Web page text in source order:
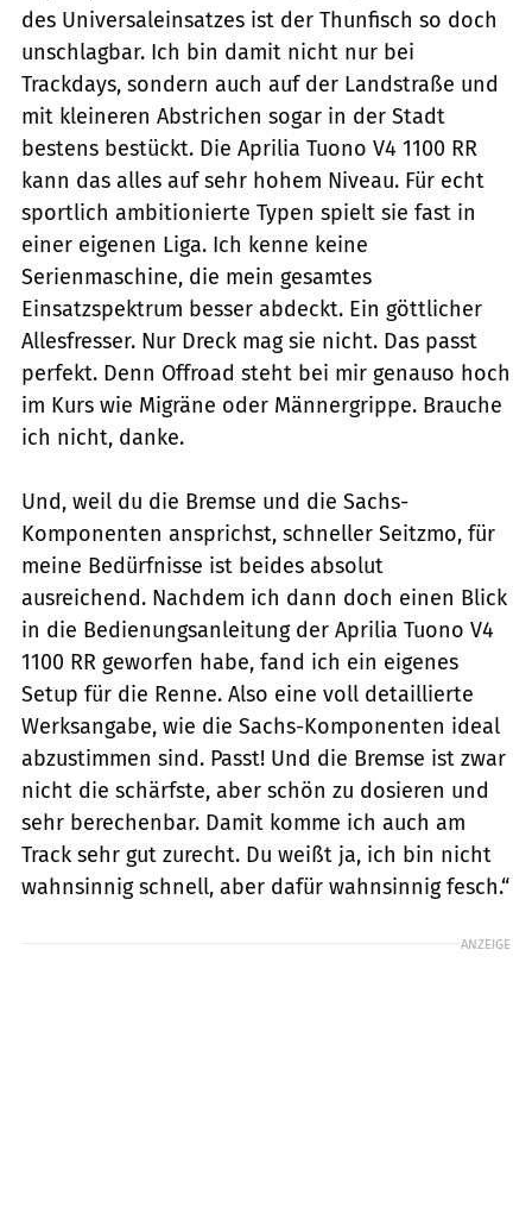
des Universaleinsatzes ist der Thunfisch so doch
unschlagbar. Ich bin damit nicht nur bei
Trackdays, sondern auch auf der Landstraße und
mit kleineren Abstrichen sogar in der Stadt
bestens bestückt. Die Aprilia Tuono V4 1100 RR
kann das alles auf sehr hohem Niveau. Für echt
sportlich ambitionierte Typen spielt sie fast in
einer eigenen Liga. Ich kenne keine
Serienmaschine, die mein gesamtes
Einsatzspektrum besser abdeckt. Ein göttlicher
Allesfresser. Nur Dreck mag sie nicht. Das passt
perfekt. Denn Offroad steht bei mir genauso hoch
im Kurs wie Migräne oder Männergrippe. Brauche
ich nicht, danke.
Und, weil du die Bremse und die Sachs-
Komponenten ansprichst, schneller Seitzmo, für
meine Bedürfnisse ist beides absolut
ausreichend. Nachdem ich dann doch einen Blick
in die Bedienungsanleitung der Aprilia Tuono V4
1100 RR geworfen habe, fand ich ein eigenes
Setup für die Renne. Also eine voll detaillierte
Werksangabe, wie die Sachs-Komponenten ideal
abzustimmen sind. Passt! Und die Bremse ist zwar
nicht die schärfste, aber schön zu dosieren und
sehr berechenbar. Damit komme ich auch am
Track sehr gut zurecht. Du weißt ja, ich bin nicht
wahn­sinnig schnell, aber dafür wahnsinnig fesch.“
ANZEIGE